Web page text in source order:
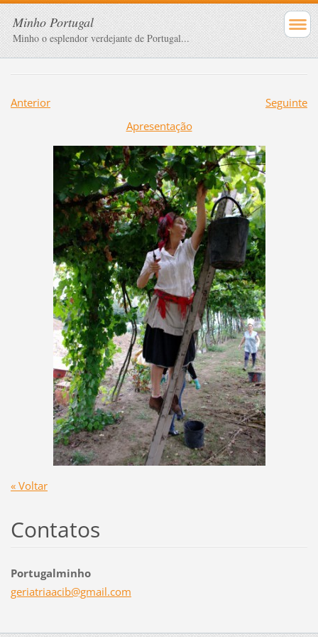
Minho Portugal
Minho o esplendor verdejante de Portugal...
Anterior
Seguinte
Apresentação
« Voltar
Contatos
Portugalminho
geriatriaacib@gmail.com